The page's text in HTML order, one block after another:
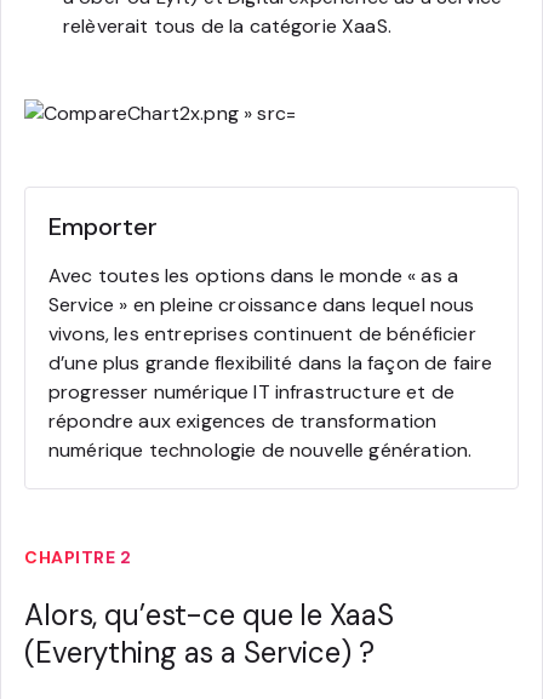
relèverait tous de la catégorie XaaS.
Emporter
Avec toutes les options dans le monde « as a
Service » en pleine croissance dans lequel nous
vivons, les entreprises continuent de bénéficier
d’une plus grande flexibilité dans la façon de faire
progresser numérique IT infrastructure et de
répondre aux exigences de transformation
numérique technologie de nouvelle génération.
CHAPITRE 2
Alors, qu’est-ce que le XaaS
(Everything as a Service) ?